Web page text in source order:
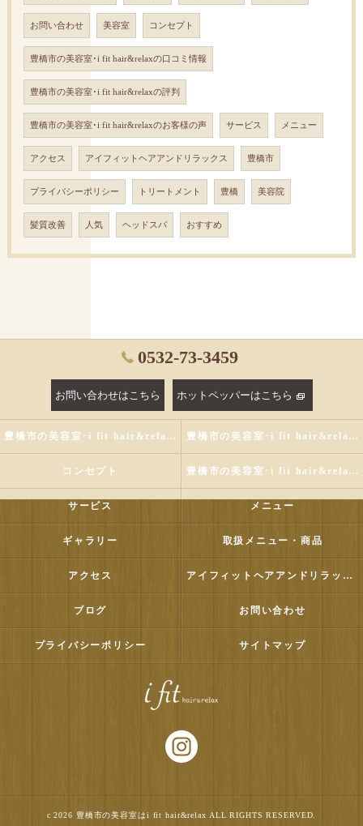
お問い合わせ 美容室 コンセプト
豊橋市の美容室･i fit hair&relaxの口コミ情報
豊橋市の美容室･i fit hair&relaxの評判
豊橋市の美容室･i fit hair&relaxのお客様の声 サービス メニュー
アクセス アイフィットヘアアンドリラックス 豊橋市
プライバシーポリシー トリートメント 豊橋 美容院
髪質改善 人気 ヘッドスパ おすすめ
0532-73-3459
お問い合わせはこちら ホットペッパーはこちら
豊橋市の美容室･i fit hair&relaxの評判 豊橋市の美容室･i fit hair&relaxのお客様の声
コンセプト 豊橋市の美容室･i fit hair&relaxの口コミ情報
サービス メニュー
ギャラリー 取扱メニュー・商品
アクセス アイフィットヘアアンドリラックス
ブログ お問い合わせ
プライバシーポリシー サイトマップ
c 2026 豊橋市の美容室はi fit hair&relax ALL RIGHTS RESERVED.